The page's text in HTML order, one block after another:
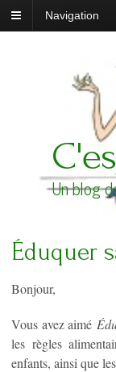
Navigation
Un blog
Éduquer
Bonjour,
Vous avez aimé
les règles
enfants, ainsi que